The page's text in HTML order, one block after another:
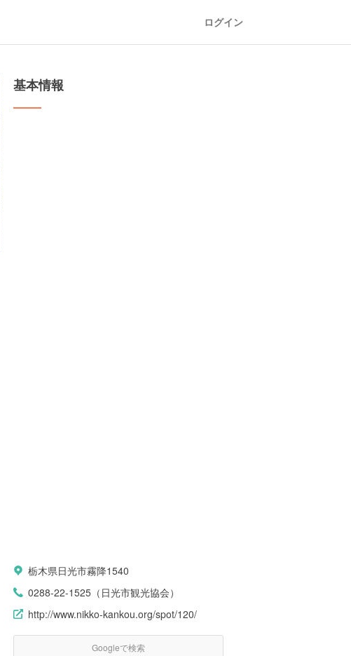
ログイン
基本情報
栃木県日光市霧降1540
0288-22-1525（日光市観光協会）
http://www.nikko-kankou.org/spot/120/
Googleで検索